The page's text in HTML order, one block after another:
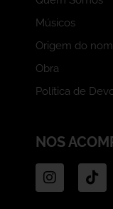
Músicos
Origem do
Obra
Política de
NOS